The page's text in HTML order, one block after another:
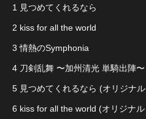
1 見つめてくれるなら
2 kiss for all the world
3 情熱のSymphonia
4 刀剣乱舞 〜加州清光 単騎出陣〜
5 見つめてくれるなら (オリジナ
6 kiss for all the world (オリジナ